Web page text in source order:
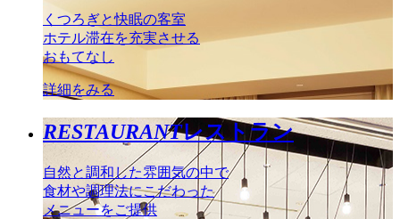
くつろぎと快眠の客室
ホテル滞在を充実させる
おもてなし
詳細をみる
RESTAURANTレストラン
自然と調和した雰囲気の中で
食材や調理法にこだわった
メニューをご提供